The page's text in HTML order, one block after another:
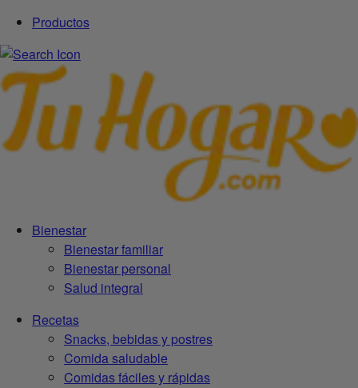
Productos
Bienestar
Bienestar familiar
Bienestar personal
Salud integral
Recetas
Snacks, bebidas y postres
Comida saludable
Comidas fáciles y rápidas